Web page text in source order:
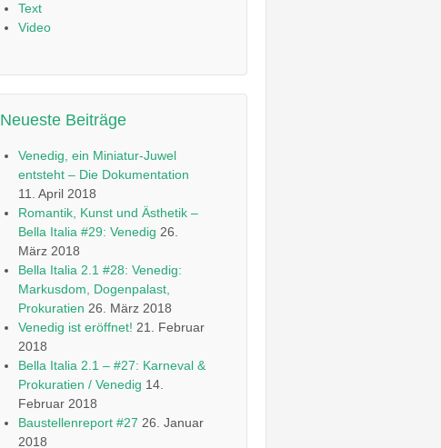
Text
Video
Neueste Beiträge
Venedig, ein Miniatur-Juwel
entsteht – Die Dokumentation
11. April 2018
Romantik, Kunst und Ästhetik –
Bella Italia #29: Venedig 26.
März 2018
Bella Italia 2.1 #28: Venedig:
Markusdom, Dogenpalast,
Prokuratien 26. März 2018
Venedig ist eröffnet! 21. Februar
2018
Bella Italia 2.1 – #27: Karneval &
Prokuratien / Venedig 14.
Februar 2018
Baustellenreport #27 26. Januar
2018